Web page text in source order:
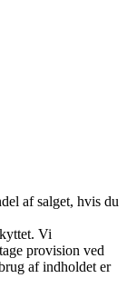
af salget, hvis du
Vi
provision ved
af indholdet er